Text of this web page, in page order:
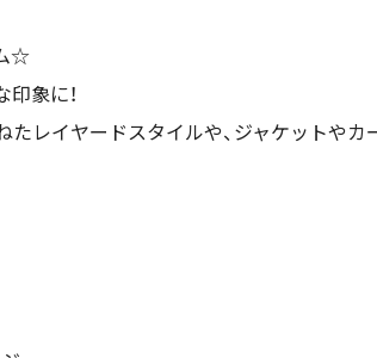
☆
象に！
レイヤードスタイルや、ジャケットや